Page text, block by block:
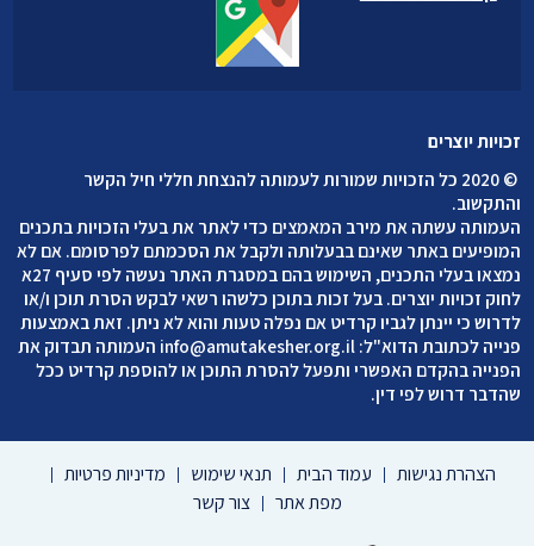
זכויות יוצרים
©
2020 כל הזכויות שמורות לעמותה להנצחת חללי חיל הקשר
והתקשוב.
העמותה עשתה את מירב המאמצים כדי לאתר את בעלי הזכויות בתכנים
המופיעים באתר שאינם בבעלותה ולקבל את הסכמתם לפרסומם. אם לא
נמצאו בעלי התכנים, השימוש בהם במסגרת האתר נעשה לפי סעיף 27א
לחוק זכויות יוצרים. בעל זכות בתוכן כלשהו רשאי לבקש הסרת תוכן ו/או
לדרוש כי יינתן לגביו קרדיט אם נפלה טעות והוא לא ניתן. זאת באמצעות
פנייה לכתובת הדוא"ל: info@amutakesher.org.il העמותה תבדוק את
הפנייה בהקדם האפשרי ותפעל להסרת התוכן או להוספת קרדיט ככל
שהדבר דרוש לפי דין.
הצהרת נגישות עמוד הבית תנאי שימוש
מדיניות פרטיות
מפת אתר
צור קשר